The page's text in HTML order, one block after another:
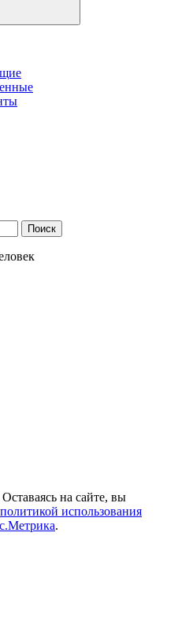
на сайте, вы
политикой использования
.